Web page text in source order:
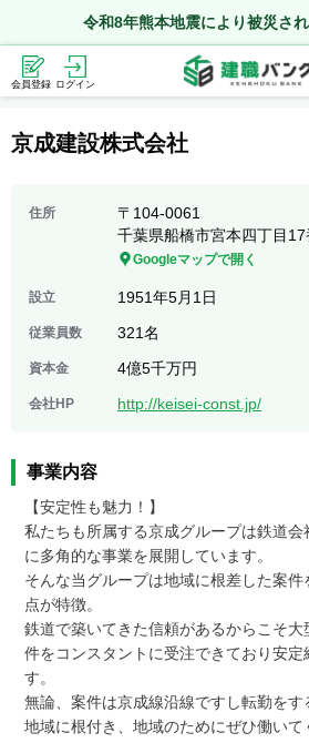
令和8年熊本地震により被災さ
会員登録 ログイン
京成建設株式会社
住所 〒 104-0061
千葉県船橋市宮本四丁目
Googleマップで開く
設立 1951年5月1日
従業員数 321名
資本金 4億5千万円
会社HP http://keisei-const.jp/
事業内容
【安定性も魅力！】
私たちも所属する京成グループは鉄道
に多角的な事業を展開しています。
そんな当グループは地域に根差した案
点が特徴。
鉄道で築いてきた信頼があるからこそ
件をコンスタントに受注できており安
す。
無論、案件は京成線沿線ですし転勤をす
地域に根付き、地域のためにぜひ働いて